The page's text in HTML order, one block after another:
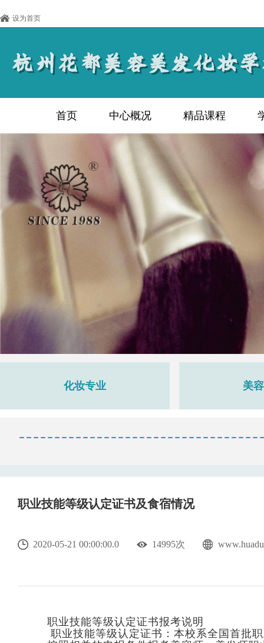
设为首页
首页 中心概况 精品课程
化妆专业 美
职业技能等级认定证书及食宿情况
2020-05-21 00:00:00.0 14995次
职业技能等级认定证书报考说明
职业技能等级认定证书：本校系全国首批